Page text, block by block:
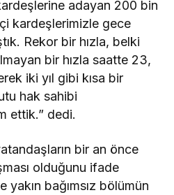
adayan 200 bin
kardeşlerimizle gece
Rekor bir hızla, belki
bir hızla saatte 23,
iki yıl gibi kısa bir
hak sahibi
ettik.” dedi.
bir an önce
olduğunu ifade
yakın bağımsız bölümün